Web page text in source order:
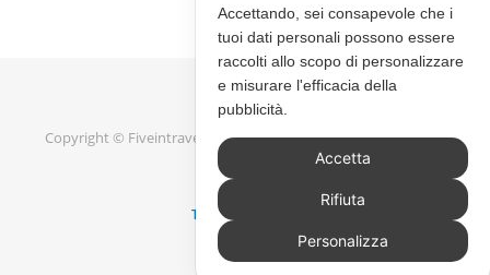
Copyright © Fiveintravel 2020 - 2026 |Bard Tema diWP Royal.
TORNA IN ALTO
Accettando, sei consapevole che i
tuoi dati personali possono essere
raccolti allo scopo di personalizzare
e misurare l'efficacia della
pubblicità.
Accetta
Rifiuta
Personalizza